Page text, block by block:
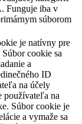
Funguje iba v
súborom
je natívny pre
cookie sa
a
ID
na účely
používateľa na
Súbor cookie je
a vymaže sa